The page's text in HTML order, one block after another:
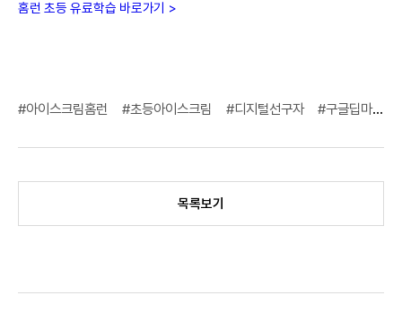
홈런 초등 유료학습 바로가기 >
#아이스크림홈런 #초등아이스크림 #디지털선구자 #구글딥마인드
목록보기